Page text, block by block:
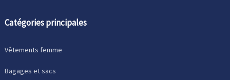
Catégories principales
Vêtements femme
Bagages et sacs